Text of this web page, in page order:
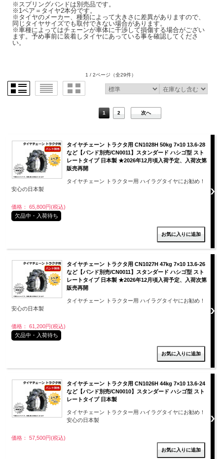
※スプリングバンドは別売品です。
※1ペア＝タイヤ2本分です。
※タイヤのメーカー、種類によって大きさに差異がありますので、
同じタイヤサイズでも取付できない場合があります。
※車種によってはチェーンが車体に干渉して損傷する場合がござい
ます。予め事前に装着しタイヤにあっている事を確認してくださ
い。
1 / 2ページ （全29件）
1 2 次へ
タイヤチェーン トラクタ用 CN1028H 50kg 7×10 13.6-28
など【バンド別売/CN0011】スタンダード ハシゴ型 スト
レートタイプ 日本製 ★2026年12月頃入荷予定、入荷次第
販売再開
タイヤチェーン トラクター用 ハイラグタイヤにお勧め！
安心の日本製
価格： 65,800円(税込)
欠品中・入荷待ち
タイヤチェーン トラクタ用 CN1027H 47kg 7×10 13.6-26
など【バンド別売/CN0011】スタンダード ハシゴ型 スト
レートタイプ 日本製 ★2026年12月頃入荷予定、入荷次第
販売再開
タイヤチェーン トラクター用 ハイラグタイヤにお勧め！
安心の日本製
価格： 61,200円(税込)
欠品中・入荷待ち
タイヤチェーン トラクタ用 CN1026H 44kg 7×10 13.6-24
など【バンド別売/CN0010】スタンダード ハシゴ型 スト
レートタイプ 日本製
タイヤチェーン トラクター用 ハイラグタイヤにお勧め！
安心の日本製
価格： 57,500円(税込)